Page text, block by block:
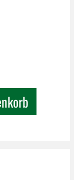
ein oder
0,75l